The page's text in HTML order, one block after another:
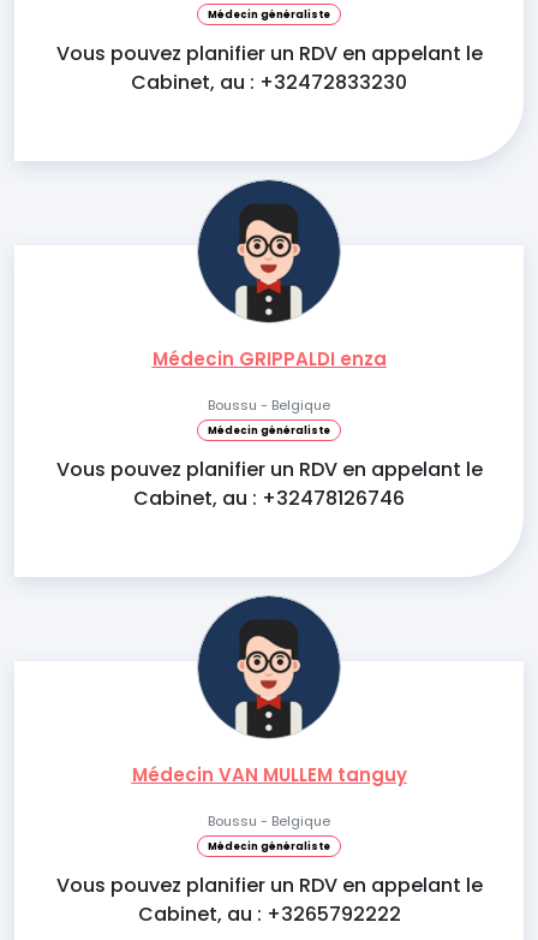
Médecin généraliste
Vous pouvez planifier un RDV en appelant le
Cabinet, au : +32472833230
Médecin GRIPPALDI enza
Boussu - Belgique
Médecin généraliste
Vous pouvez planifier un RDV en appelant le
Cabinet, au : +32478126746
Médecin VAN MULLEM tanguy
Boussu - Belgique
Médecin généraliste
Vous pouvez planifier un RDV en appelant le
Cabinet, au : +3265792222